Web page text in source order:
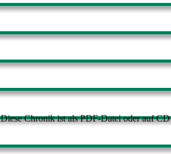
Diese Chronik ist als PDF-Datei oder auf